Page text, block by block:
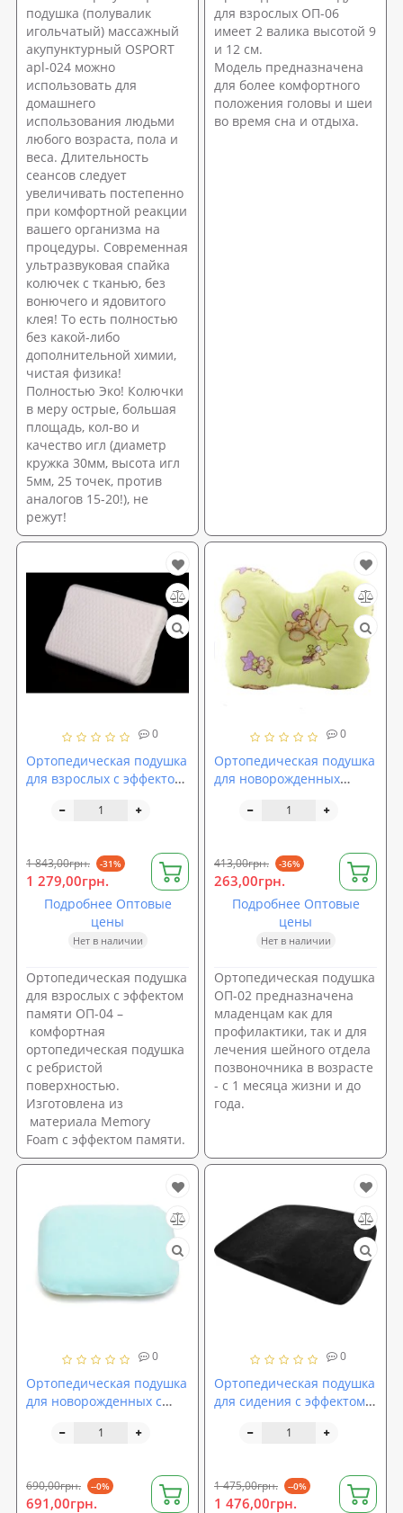
подушка (полувалик
игольчатый) массажный
акупунктурный OSPORT
apl-024 можно
использовать для
домашнего
использования людьми
любого возраста, пола и
веса. Длительность
сеансов следует
увеличивать постепенно
при комфортной реакции
вашего организма на
процедуры. Современная
ультразвуковая спайка
колючек с тканью, без
вонючего и ядовитого
клея! То есть полностью
без какой-либо
дополнительной химии,
чистая физика!
Полностью Эко! Колючки
в меру острые, большая
площадь, кол-во и
качество игл (диаметр
кружка 30мм, высота игл
5мм, 25 точек, против
аналогов 15-20!), не
режут!
для взрослых ОП-06
имеет 2 валика высотой 9
и 12 см.
Модель предназначена
для более комфортного
положения головы и шеи
во время сна и отдыха.
0
Ортопедическая подушка
для взрослых с эффектом
1 843,00грн. -31%
1 279,00грн.
Подробнее Оптовые
цены
Нет в наличии
Ортопедическая подушка
для взрослых с эффектом
памяти ОП-04 –
комфортная
ортопедическая подушка
с ребристой
поверхностью.
Изготовлена из
материала Memory
Foam с эффектом памяти.
0
Ортопедическая подушка
для новорожденных
413,00грн. -36%
263,00грн.
Подробнее Оптовые
цены
Нет в наличии
Ортопедическая подушка
ОП-02 предназначена
младенцам как для
профилактики, так и для
лечения шейного отдела
позвоночника в возрасте
- с 1 месяца жизни и до
года.
0
Ортопедическая подушка
для новорожденных с
(J2502)
690,00грн. --0%
691,00грн.
0
Ортопедическая подушка
для сидения с эффектом
1 475,00грн. --0%
1 476,00грн.